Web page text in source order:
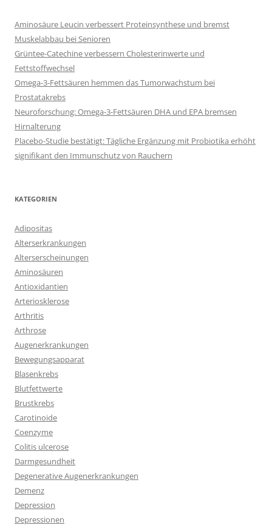
Aminosäure Leucin verbessert Proteinsynthese und bremst
Muskelabbau bei Senioren
Grüntee-Catechine verbessern Cholesterinwerte und
Fettstoffwechsel
Omega-3-Fettsäuren hemmen das Tumorwachstum bei
Prostatakrebs
Neuroforschung: Omega-3-Fettsäuren DHA und EPA bremsen
Hirnalterung
Placebo-Studie bestätigt: Tägliche Ergänzung mit Probiotika erhöht
signifikant den Immunschutz von Rauchern
KATEGORIEN
Adipositas
Alterserkrankungen
Alterserscheinungen
Aminosäuren
Antioxidantien
Arteriosklerose
Arthritis
Arthrose
Augenerkrankungen
Bewegungsapparat
Blasenkrebs
Blutfettwerte
Brustkrebs
Carotinoide
Coenzyme
Colitis ulcerose
Darmgesundheit
Degenerative Augenerkrankungen
Demenz
Depression
Depressionen